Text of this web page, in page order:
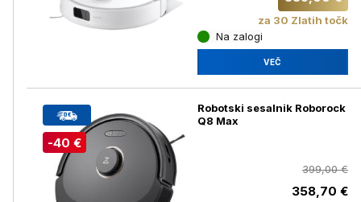
za 30 Zlatih točk
Na zalogi
VEČ
-40 €
Robotski sesalnik Roborock
Q8 Max
399,00 €
358,70 €